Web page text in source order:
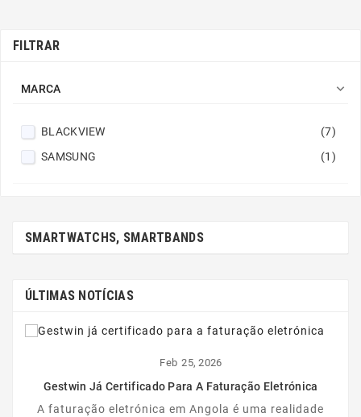
FILTRAR
MARCA 
BLACKVIEW
(7)
SAMSUNG
(1)
SMARTWATCHS, SMARTBANDS
ÚLTIMAS NOTÍCIAS
Feb 25, 2026
Gestwin Já Certificado Para A Faturação Eletrónica
A faturação eletrónica em Angola é uma realidade